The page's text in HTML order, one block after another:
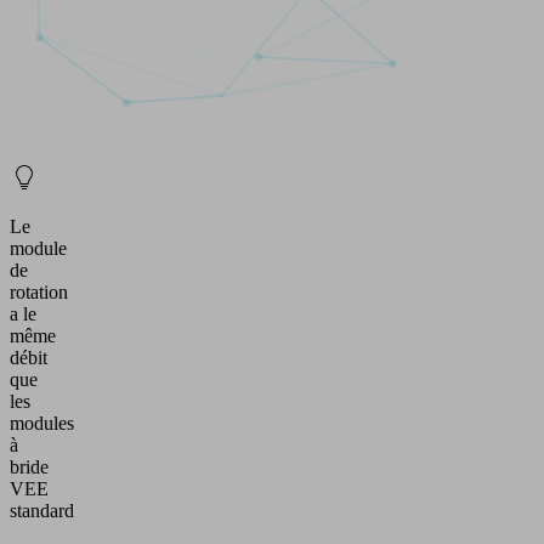
Le
module
de
rotation
a le
même
débit
que
les
modules
à
bride
VEE
standard